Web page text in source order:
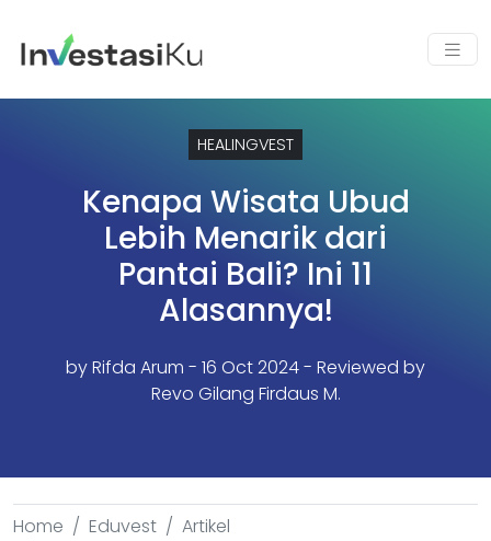
HEALINGVEST
Kenapa Wisata Ubud
Lebih Menarik dari
Pantai Bali? Ini 11
Alasannya!
byRifda Arum - 16 Oct 2024 - Reviewed by
Revo Gilang Firdaus M.
Home Eduvest
Artikel